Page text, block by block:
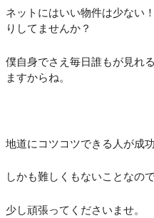
ネットにはいい物件は少ない
りしてませんか？
僕自身でさえ毎日誰もが見れ
ますからね。
地道にコツコツできる人が成
しかも難しくもないことなの
少し頑張ってくださいませ。